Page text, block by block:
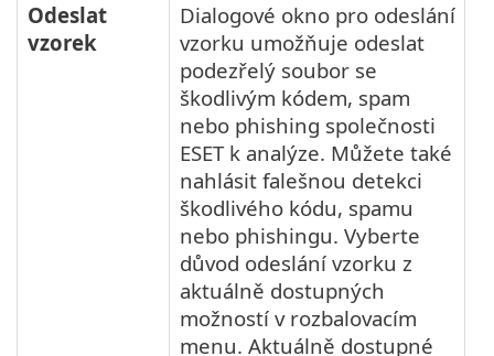
Odeslat
vzorek
Dialogové okno pro odeslání
vzorku umožňuje odeslat
podezřelý soubor se
škodlivým kódem, spam
nebo phishing společnosti
ESET k analýze. Můžete také
nahlásit falešnou detekci
škodlivého kódu, spamu
nebo phishingu. Vyberte
důvod odeslání vzorku z
aktuálně dostupných
možností v rozbalovacím
menu. Aktuálně dostupné